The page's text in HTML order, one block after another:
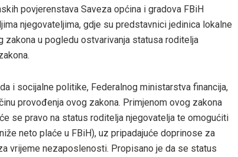
povjerenstava Saveza općina i gradova FBiH
njegovateljima, gdje su predstavnici jedinica lokalne
u pogledu ostvarivanja statusa roditelja
i socijalne politike, Federalnog ministarstva financija,
provođenja ovog zakona. Primjenom ovog zakona
se pravo na status roditelja njegovatelja te omogućiti
neto plaće u FBiH), uz pripadajuće doprinose za
vrijeme nezaposlenosti. Propisano je da se status